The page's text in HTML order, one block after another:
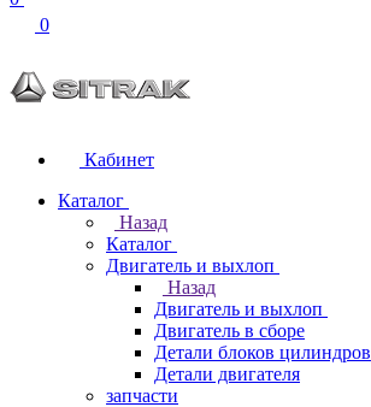
0
Кабинет
Каталог
Назад
Каталог
Двигатель и выхлоп
Назад
Двигатель и выхлоп
Двигатель в сборе
Детали блоков цилиндров
Детали двигателя
запчасти